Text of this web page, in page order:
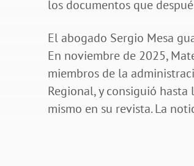
los documentos que
El abogado Sergio Mesa
En noviembre de 2025,
miembros de la
Regional, y consiguió
mismo en su revista. La